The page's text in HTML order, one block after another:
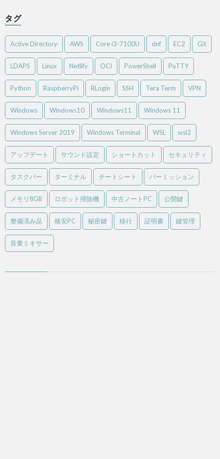
タグ
Active Directory AWS Core i3-7100U dnf EC2 Git
LDAPS Linux Netlify OCI PowerShell PuTTY
Python RaspberryPi RLogin SSH Tera Term VPN
Windows Windows10 Windows11 Windows 11
Windows Server 2019 Windows Terminal WSL wsl2
アップデート サウンド設定 ショートカット セキュリティ
タスクバー ターミナル チートシート パーミッション
メモリ8GB ロボット掃除機 中古ノートPC 公開鍵
整備済み品 格安PC 秘密鍵 移行 証明書 鍵管理
音量ミキサー